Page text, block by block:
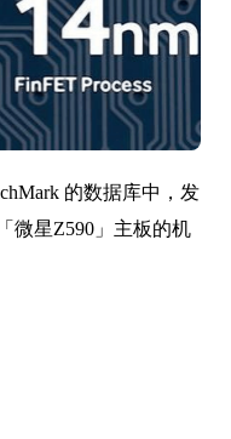
的数据库中，发
微星Z590」主板的机